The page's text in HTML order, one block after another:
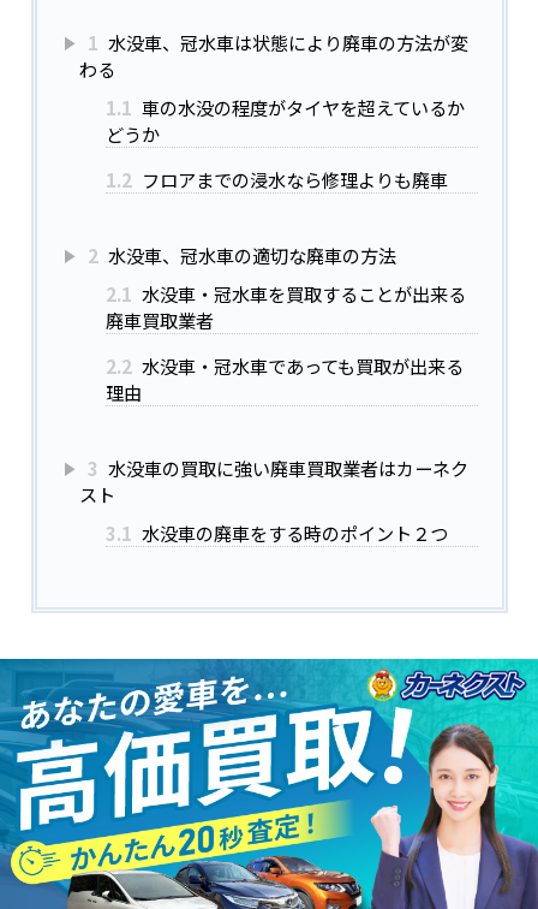
1 水没車、冠水車は状態により廃車の方法が変
わる
1.1 車の水没の程度がタイヤを超えているか
どうか
1.2 フロアまでの浸水なら修理よりも廃車
2 水没車、冠水車の適切な廃車の方法
2.1 水没車・冠水車を買取することが出来る
廃車買取業者
2.2 水没車・冠水車であっても買取が出来る
理由
3 水没車の買取に強い廃車買取業者はカーネク
スト
3.1 水没車の廃車をする時のポイント２つ